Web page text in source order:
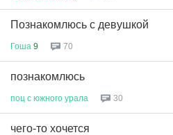
Познакомлюсь с девушкой
Гоша 9 70
познакомлюсь
поц с южного урала 30
чего-то хочется